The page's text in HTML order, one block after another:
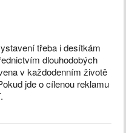
třeba i desítkám
dlouhodobých
v každodenním životě
jde o cílenou reklamu